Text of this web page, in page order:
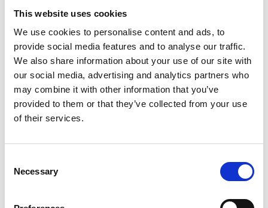
This website uses cookies
We use cookies to personalise content and ads, to
provide social media features and to analyse our traffic.
We also share information about your use of our site with
our social media, advertising and analytics partners who
may combine it with other information that you’ve
provided to them or that they’ve collected from your use
of their services.
Selection
Necessary
andre hyggelige alternativer for å gjøre aktiviteter
Restaurant
Restauranten på Smögens Hafvsbad er en a’ la carte
restaurant spesialisert på havets delikatesser.
Hummer, kreps, østers, reker og blåskjell. Her snakker
vi om dagsfersk fangst direkte fra båtene i havnen. Du
synd om du ikke gjør det. Kokkene her er så heldige å
misunnelig. Resultatet blir deretter. I restauranten og